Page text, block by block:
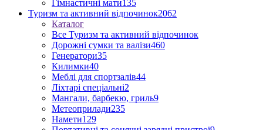
Гімнастичні мати135
Туризм та активний відпочинок2062
Каталог
Все Туризм та активний відпочинок
Дорожні сумки та валізи460
Генератори35
Килимки40
Меблі для спортзалів44
Ліхтарі спеціальні2
Мангали, барбекю, гриль9
Метеоприлади235
Намети129